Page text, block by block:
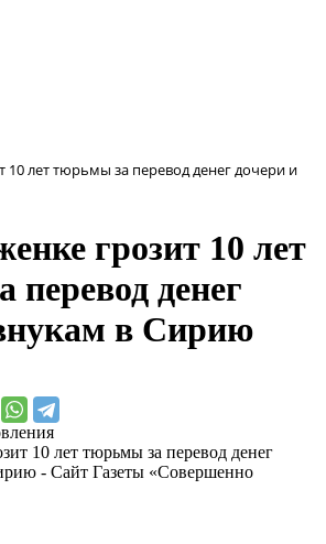
10 лет тюрьмы за перевод денег дочери и
грозит 10 лет
денег
в Сирию